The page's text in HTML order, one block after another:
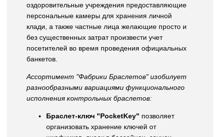
оздоровительные учреждения предоставляющие
персональные камеры для хранения личной
клади, а также частные лица желающие просто и
без существенных затрат произвести учет
посетителей во время проведения официальных
банкетов.
Ассортимент "Фабрики Браслетов" изобилует
разнообразными вариациями функционального
исполнения контрольных браслетов:
Браслет-ключ "PocketKey" позволяет
организовать хранение ключей от